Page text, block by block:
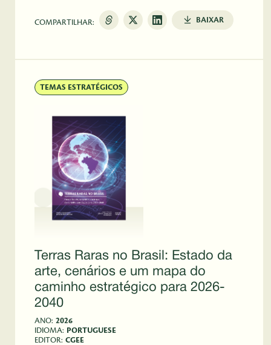
COMPARTILHAR: BAIXAR
TEMAS ESTRATÉGICOS
Terras Raras no Brasil: Estado da
arte, cenários e um mapa do
caminho estratégico para 2026-
2040
ANO: 2026
IDIOMA: PORTUGUESE
EDITOR: CGEE